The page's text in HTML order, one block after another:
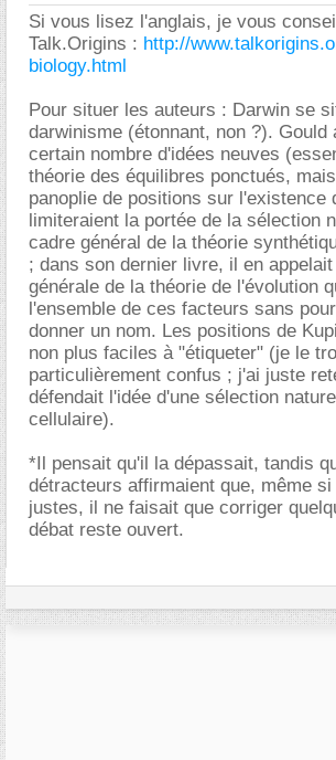
Si vous lisez l'anglais, je vous
Talk.Origins : http://
biology.html
Pour situer les auteurs : Darwin se
darwinisme (étonnant, non ?). Gould
certain nombre d'idées neuves
théorie des équilibres ponctués,
panoplie de positions sur l'existence
limiteraient la portée de la sélection
cadre général de la théorie
; dans son dernier livre, il en
générale de la théorie de l'évolution
l'ensemble de ces facteurs sans
donner un nom. Les positions de
non plus faciles à "étiqueter" (je le
particulièrement confus ; j'ai juste
défendait l'idée d'une sélection
cellulaire).
*Il pensait qu'il la dépassait, tandis
détracteurs affirmaient que, même
justes, il ne faisait que corriger
débat reste ouvert.